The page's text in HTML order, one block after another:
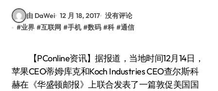
由 DaWei 12 月 18, 2017 没有评论
#业界 #互联网 #手机 #数码 #科 #通信
【PConline资讯】据报道，当地时间12月14日，
苹果CEO蒂姆·库克和Koch Industries CEO查尔斯·科
赫在《华盛顿邮报》上联合发表了一篇敦促美国国